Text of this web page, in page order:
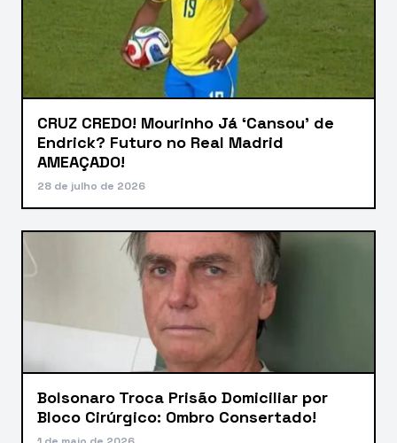
CRUZ CREDO! Mourinho Já ‘Cansou’ de
Endrick? Futuro no Real Madrid
AMEAÇADO!
28 de julho de 2026
Bolsonaro Troca Prisão Domiciliar por
Bloco Cirúrgico: Ombro Consertado!